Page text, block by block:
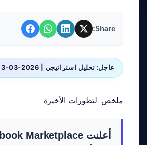
Share:
عاجل: تحليل استراتيجي | 2026-03-13
ملخص التطورات الأخيرة